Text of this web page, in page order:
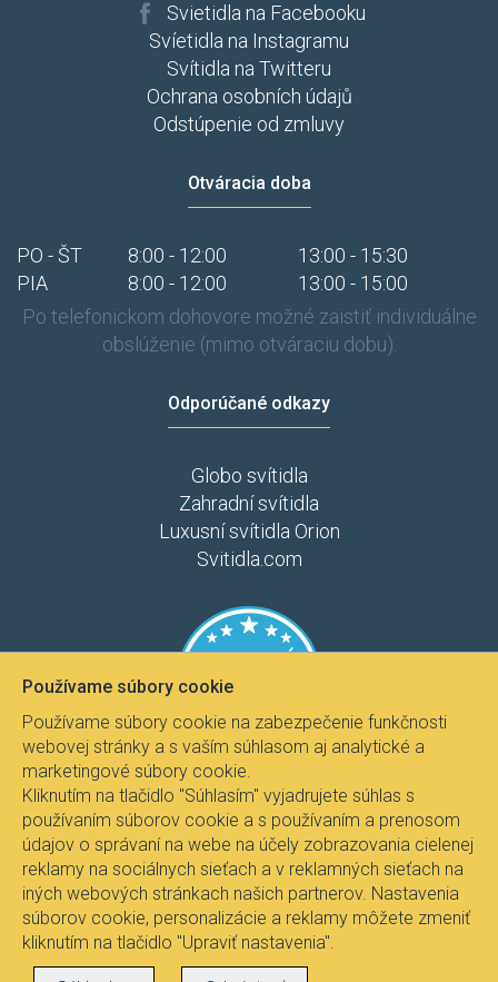
Svietidla na Facebooku
Svíetidla na Instagramu
Svítidla na Twitteru
Ochrana osobních údajů
Odstúpenie od zmluvy
Otváracia doba
PO - ŠT 8:00 - 12:00
13:00 - 15:30
PIA
8:00 - 12:00
13:00 - 15:00
Po telefonickom dohovore možné zaistiť individuálne
obslúženie (mimo otváraciu dobu).
Odporúčané odkazy
Globo svítidla
Zahradní svítidla
Luxusní svítidla Orion
Svitidla.com
Používame súbory cookie
Používame súbory cookie na zabezpečenie funkčnosti
webovej stránky a s vaším súhlasom aj analytické a
marketingové súbory cookie.
Kliknutím na tlačidlo "Súhlasím" vyjadrujete súhlas s
používaním súborov cookie a s používaním a prenosom
údajov o správaní na webe na účely zobrazovania cielenej
reklamy na sociálnych sieťach a v reklamných sieťach na
iných webových stránkach našich partnerov. Nastavenia
súborov cookie, personalizácie a reklamy môžete zmeniť
kliknutím na tlačidlo "Upraviť nastavenia".